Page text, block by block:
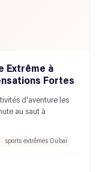
Extrême à
Fortes
d'aventure les
au saut à
sports extrêmes Dubaï